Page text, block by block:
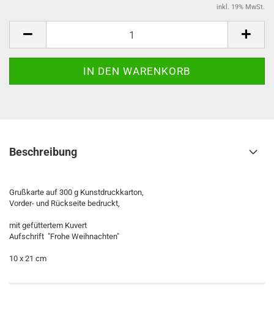
inkl. 19% MwSt.
Beschreibung
Grußkarte auf 300 g Kunstdruckkarton,
Vorder- und Rückseite bedruckt,
mit gefüttertem Kuvert
Aufschrift "Frohe Weihnachten"
10 x 21 cm